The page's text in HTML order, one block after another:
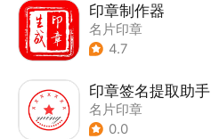
印章制作器
名片印章
4.7
印章签名提取助手
名片印章
0.0